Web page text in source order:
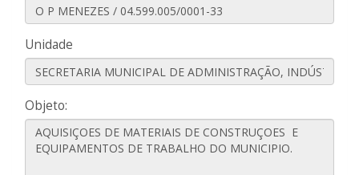
Unidade
Objeto: